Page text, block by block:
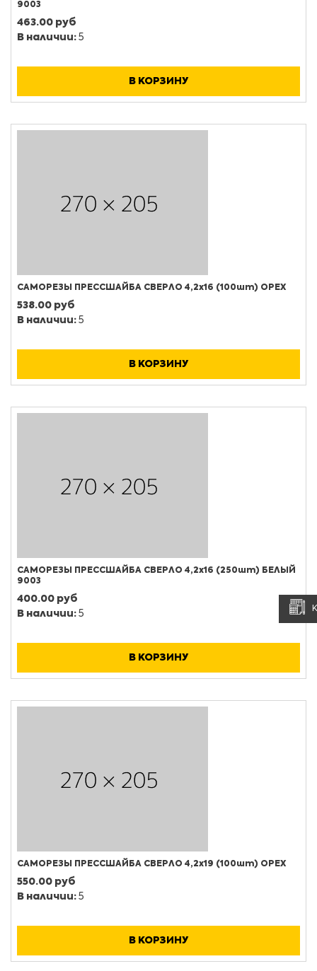
9003
463.00 руб
В наличии: 5
В КОРЗИНУ
САМОРЕЗЫ ПРЕССШАЙБА СВЕРЛО 4,2х16 (100шт) ОРЕХ
538.00 руб
В наличии: 5
В КОРЗИНУ
САМОРЕЗЫ ПРЕССШАЙБА СВЕРЛО 4,2х16 (250шт) БЕЛЫЙ
9003
400.00 руб
В наличии: 5
В КОРЗИНУ
САМОРЕЗЫ ПРЕССШАЙБА СВЕРЛО 4,2х19 (100шт) ОРЕХ
550.00 руб
В наличии: 5
В КОРЗИНУ